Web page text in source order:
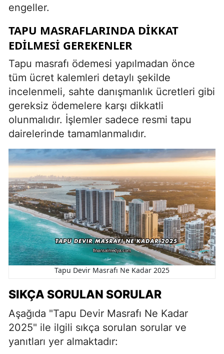
engeller.
TAPU MASRAFLARINDA DIKKAT
EDILMESI GEREKENLER
Tapu masrafı ödemesi yapılmadan önce
tüm ücret kalemleri detaylı şekilde
incelenmeli, sahte danışmanlık ücretleri gibi
gereksiz ödemelere karşı dikkatli
olunmalıdır. İşlemler sadece resmi tapu
dairelerinde tamamlanmalıdır.
Tapu Devir Masrafı Ne Kadar 2025
SIKÇA SORULAN SORULAR
Aşağıda "Tapu Devir Masrafı Ne Kadar
2025" ile ilgili sıkça sorulan sorular ve
yanıtları yer almaktadır: